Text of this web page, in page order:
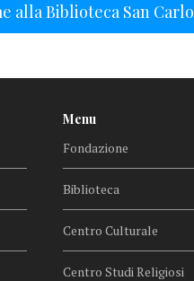
alla Biblioteca San Carlo
Menu
Fondazione
Biblioteca
Centro Culturale
Centro Studi Religiosi